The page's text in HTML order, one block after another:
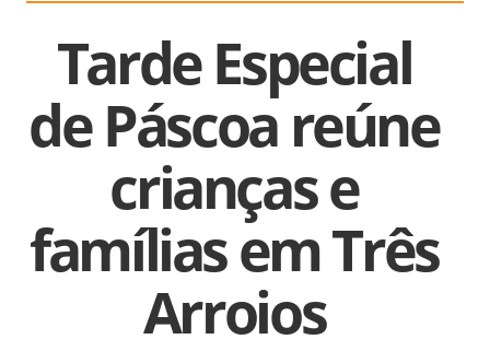
Tarde Especial
de Páscoa reúne
crianças e
famílias em Três
Arroios